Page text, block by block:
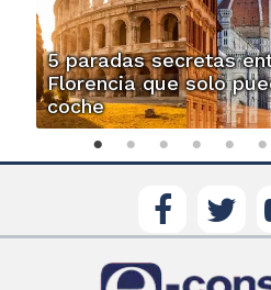
5 paradas secretas
Florencia que solo
coche